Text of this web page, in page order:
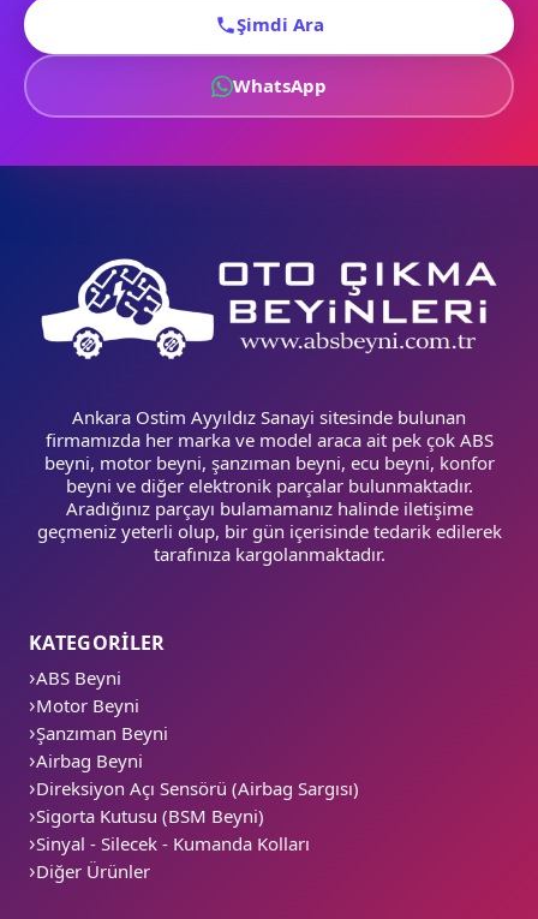
Şimdi Ara
WhatsApp
Ankara Ostim Ayyıldız Sanayi sitesinde bulunan
firmamızda her marka ve model araca ait pek çok ABS
beyni, motor beyni, şanzıman beyni, ecu beyni, konfor
beyni ve diğer elektronik parçalar bulunmaktadır.
Aradığınız parçayı bulamamanız halinde iletişime
geçmeniz yeterli olup, bir gün içerisinde tedarik edilerek
tarafınıza kargolanmaktadır.
KATEGORİLER
ABS Beyni
Motor Beyni
Şanzıman Beyni
Airbag Beyni
Direksiyon Açı Sensörü (Airbag Sargısı)
Sigorta Kutusu (BSM Beyni)
Sinyal - Silecek - Kumanda Kolları
Diğer Ürünler